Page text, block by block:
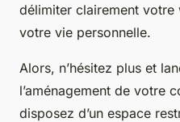
délimiter clairement
votre vie personnelle.
Alors, n’hésitez plus et
l’aménagement de votre
disposez d’un espace